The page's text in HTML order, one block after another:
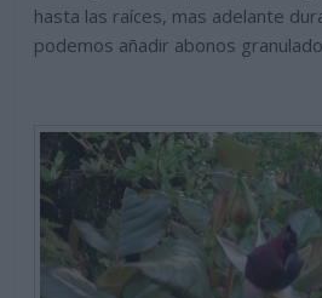
hasta las raíces, mas adelante
podemos añadir abonos